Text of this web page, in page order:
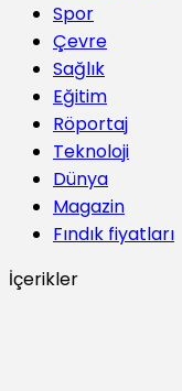
Spor
Çevre
Sağlık
Eğitim
Röportaj
Teknoloji
Dünya
Magazin
Fındık fiyatları
İçerikler